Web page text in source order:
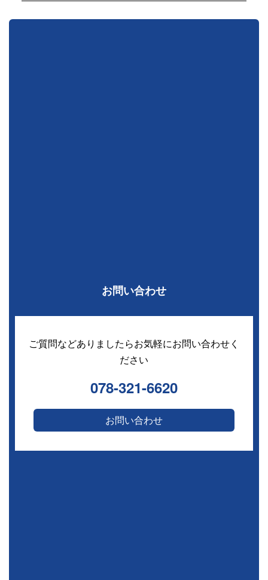
お問い合わせ
ご質問などありましたらお気軽にお問い合わせく
ださい
078-321-6620
お問い合わせ